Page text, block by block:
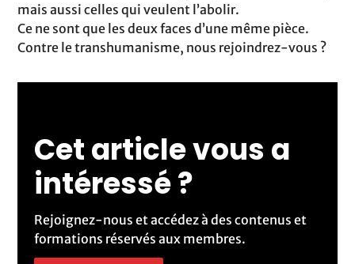
mais aussi celles qui veulent l’abolir.
Ce ne sont que les deux faces d’une même pièce.
Contre le transhumanisme, nous rejoindrez-vous ?
Cet article vous a
intéressé ?
Rejoignez-nous et accédez à des contenus et
formations réservés aux membres.